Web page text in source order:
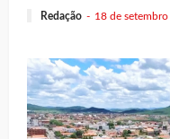
Redação 18 de